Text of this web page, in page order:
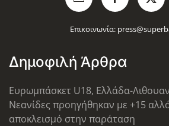
Επικοινωνία:
Δημοφιλή Άρθρα
Ευρωμπάσκετ U18, Ελλάδα-
Νεανίδες προηγήθηκαν με +15
αποκλεισμό στην παράταση